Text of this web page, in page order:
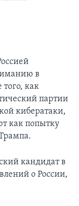
в
того, как
партии
кибератаки,
как попытку
кандидат в
о России,